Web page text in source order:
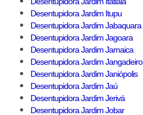
Desentupidora Jardim Itupu
Desentupidora Jardim Jabaquara
Desentupidora Jardim Jagoara
Desentupidora Jardim Jamaica
Desentupidora Jardim Jangadeiro
Desentupidora Jardim Janiópolis
Desentupidora Jardim Jaú
Desentupidora Jardim Jerivá
Desentupidora Jardim Jobar